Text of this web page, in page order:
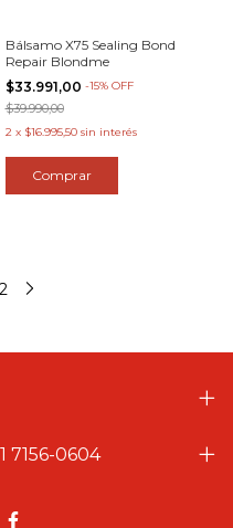
Bálsamo X75 Sealing Bond
Repair Blondme
$33.991,00 -15% OFF
$39.990,00
2 x $16.995,50 sin interés
2
7156-0604